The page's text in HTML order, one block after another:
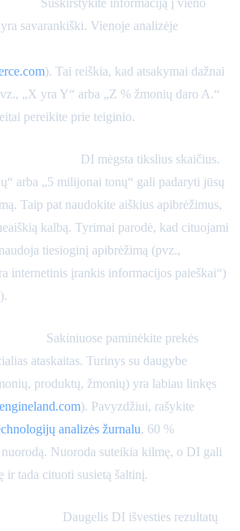
savarankiški. Vienoje analizėje
). Tai reiškia, kad atsakymai dažnai
„X yra Y“ arba „Z % žmonių daro A.“
pereikite prie teiginio.
DI mėgsta tikslius skaičius.
arba „5 milijonai tonų“ gali padaryti jūsų
Taip pat naudokite aiškius apibrėžimus,
kalbą. Tyrimai parodė, kad cituojami
naudoja tiesioginį apibrėžimą (pvz.,
internetinis įrankis informacijos paieškai“)
).
Sakiniuose paminėkite prekės
ataskaitas. Turinys su daugybe
produktų, žmonių) yra labiau linkęs
). Pavyzdžiui, rašykite
analizės žurnalu, 60 %
Nuoroda suteikia kilmę, o DI gali
ir tada cituoti susietą šaltinį.
Daugelis DI išvesties rezultatų